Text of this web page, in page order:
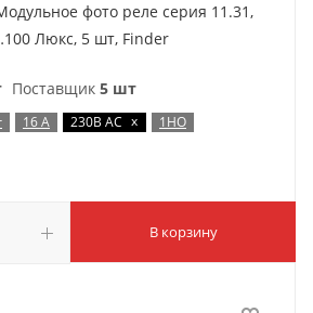
фото реле серия 11.31,
Люкс, 5 шт, Finder
Поставщик 5 шт
16 А 230В AC x 1НО
В корзину